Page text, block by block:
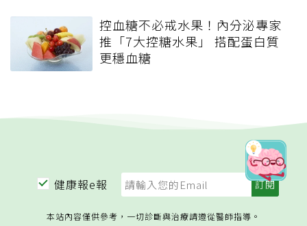
控血糖不必戒水果！內分泌專家
推「7大控糖水果」 搭配蛋白質
更穩血糖
健康報e報
本站內容僅供參考，一切診斷與治療請遵從醫師指導。